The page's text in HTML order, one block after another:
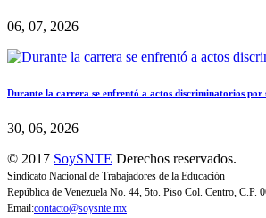
06, 07, 2026
Durante la carrera se enfrentó a actos discriminatorios por
30, 06, 2026
© 2017 SoySNTE Derechos reservados.
Sindicato Nacional de Trabajadores de la Educación
República de Venezuela No. 44, 5to. Piso Col. Centro, C.P.
Email:contacto@soysnte.mx